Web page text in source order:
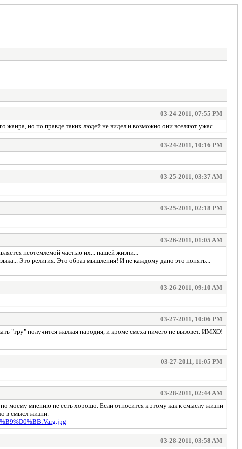
03-24-2011, 07:55 PM
жанра, но по правде таких людей не видел и возможно они вселяют ужас.
03-24-2011, 10:16 PM
03-25-2011, 03:37 AM
03-25-2011, 02:18 PM
03-26-2011, 01:05 AM
неотемлемой частью их... нашей жизни...
Это религия. Это образ мышления! И не каждому дано это понять...
03-26-2011, 09:10 AM
03-27-2011, 10:06 PM
"тру" получится жалкая пародия, и кроме смеха ничего не вызовет. ИМХО!
03-27-2011, 11:05 PM
03-28-2011, 02:44 AM
по моему мнению не есть хорошо. Если относится к этому как к смыслу жизни
в смысл жизни.
03-28-2011, 03:58 AM